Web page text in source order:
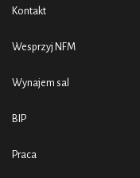
Kontakt
Wesprzyj NFM
Wynajem sal
BIP
Praca